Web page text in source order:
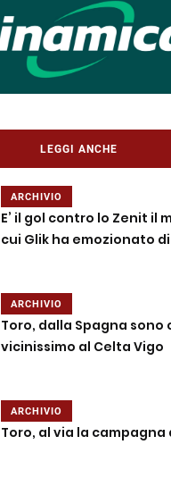
LEGGI ANCHE
ARCHIVIO
E’ il gol contro lo Zenit il
cui Glik ha emozionato
ARCHIVIO
Toro, dalla Spagna sono
vicinissimo al Celta Vigo
ARCHIVIO
Toro, al via la